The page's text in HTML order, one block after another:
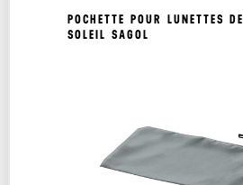
POCHETTE POUR LUNETTES DE
SOLEIL SAGOL